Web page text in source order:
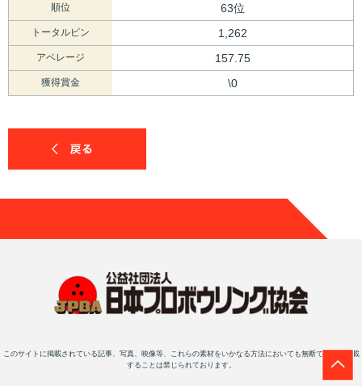
順位 63位
トータルピン 1,262
アベレージ 157.75
獲得賞金 \0
このサイトに掲載されている記事、写真、映像等、これらの素材をいかなる方法においても無断で複写・転載
することは禁じられております。